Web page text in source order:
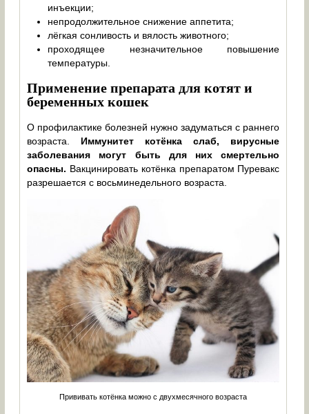
инъекции;
непродолжительное снижение аппетита;
лёгкая сонливость и вялость животного;
проходящее незначительное повышение
температуры.
Применение препарата для котят и
беременных кошек
О профилактике болезней нужно задуматься с раннего
возраста. Иммунитет котёнка слаб, вирусные
заболевания могут быть для них смертельно
опасны. Вакцинировать котёнка препаратом Пуревакс
разрешается с восьминедельного возраста.
Прививать котёнка можно с двухмесячного возраста